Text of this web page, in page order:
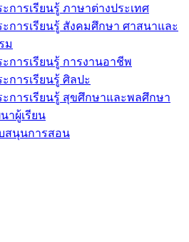
การเรียนรู้ ภาษาต่างประเทศ
การเรียนรู้ สังคมศึกษา ศาสนาและ
ม
การเรียนรู้ การงานอาชีพ
การเรียนรู้ ศิลปะ
การเรียนรู้ สุขศึกษาและพลศึกษา
าผู้เรียน
สนุนการสอน